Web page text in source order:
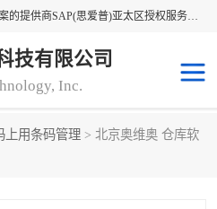
北京奥维奥，是全球企业管理解决方案的提供商SAP(思爱普)亚太区授权服务商领军者，SAP金牌服务商和代理商。企业ERP系统软件，SAP软件实施，17年来服务客户1500多家。提供SAP Business One，SAP Business ByDesign，SAP S/4HANA Cloud，SAP Analytics Cloud （分析云）等产品与解决方案。咨询专线：400-890-8880
技有限公司
Inc.
上用条码管理 > 北京奥维奥 仓库软